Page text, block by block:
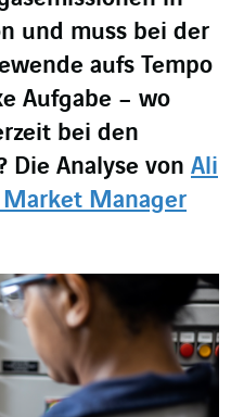
und muss bei der
aufs Tempo
Aufgabe – wo
bei den
Die Analyse von Ali
Manager